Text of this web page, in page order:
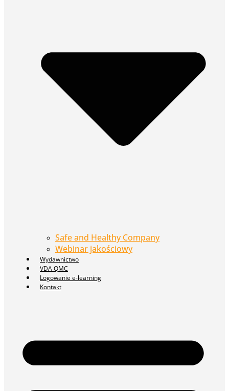
Safe and Healthy Company
Webinar jakościowy
Wydawnictwo
VDA QMC
Logowanie e-learning
Kontakt